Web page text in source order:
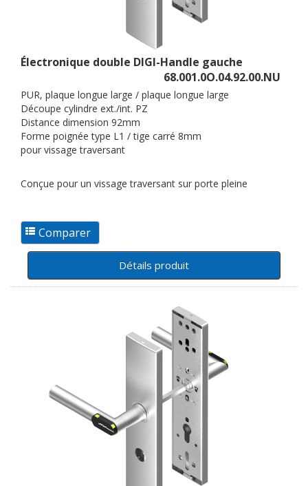
Électronique double DIGI-Handle gauche
68.001.0O.04.92.00.NU
PUR, plaque longue large / plaque longue large
Découpe cylindre ext./int. PZ
Distance dimension 92mm
Forme poignée type L1 / tige carré 8mm
pour vissage traversant
Conçue pour un vissage traversant sur porte pleine
Détails produit